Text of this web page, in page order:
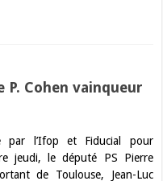
P. Cohen vainqueur
par l’Ifop et Fiducial pour
jeudi, le député PS Pierre
de Toulouse, Jean-Luc